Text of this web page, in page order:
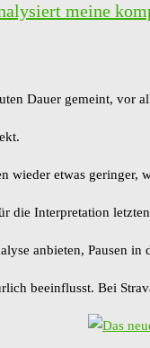
meine
Dauer gemeint, vor
wieder etwas
die Interpretation
anbieten, Pausen in
beeinflusst. Bei